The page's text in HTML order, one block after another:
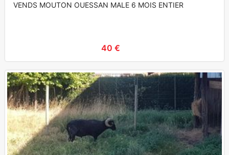
VENDS MOUTON OUESSAN MALE 6 MOIS ENTIER
40 €